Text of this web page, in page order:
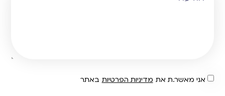
אני מאשר.ת את מדיניות הפרטיות באתר